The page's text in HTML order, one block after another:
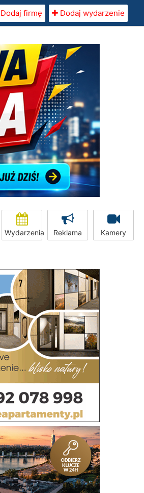
Dodaj firmę Dodaj wydarzenie
Wydarzenia Reklama Kamery